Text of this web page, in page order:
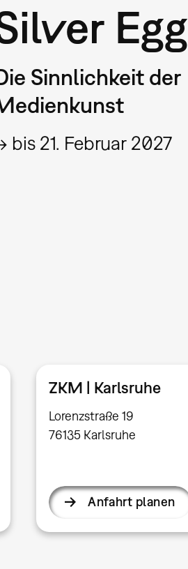
Egg
Sinnlichkeit der
bis 21. Februar 2027
ZKM | Karlsruhe
Lorenzstraße 19
76135 Karlsruhe
Anfahrt planen